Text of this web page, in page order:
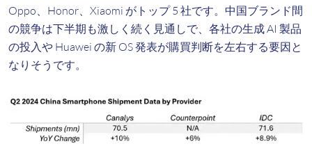
Oppo、Honor、Xiaomi がトップ 5 社です。中国ブランド間
の競争は下半期も激しく続く見通しで、各社の生成 AI 製品
の投入や Huawei の新 OS 発表が購買判断を左右する要因と
なりそうです。